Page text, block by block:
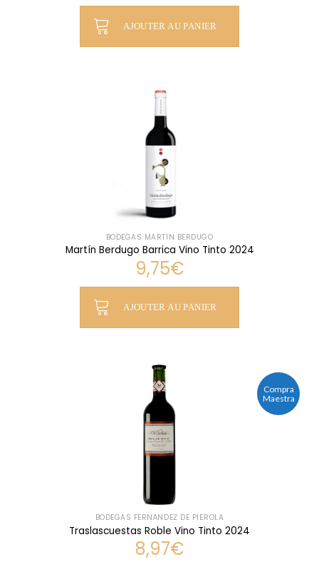
AJOUTER AU PANIER
BODEGAS MARTÍN BERDUGO
Martín Berdugo Barrica Vino Tinto 2024
9,75€
AJOUTER AU PANIER
Compra
Maestra
BODEGAS FERNÁNDEZ DE PIÉROLA
Traslascuestas Roble Vino Tinto 2024
8,97€